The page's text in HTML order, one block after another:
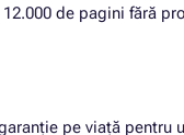
de pagini fără
pe viață pentru